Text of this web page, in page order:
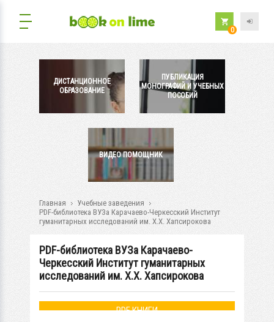
0
ДИСТАНЦИОННОЕ
ОБРАЗОВАНИЕ
ПУБЛИКАЦИЯ
МОНОГРАФИЙ И УЧЕБНЫХ
ПОСОБИЙ
ВИДЕО ПОМОЩНИК
Главная
Учебные заведения
PDF-библиотека ВУЗа Карачаево-Черкесский Институт
гуманитарных исследований им. Х.Х. Хапсирокова
PDF-библиотека ВУЗа Карачаево-
Черкесский Институт гуманитарных
исследований им. Х.Х. Хапсирокова
PDF КНИГИ